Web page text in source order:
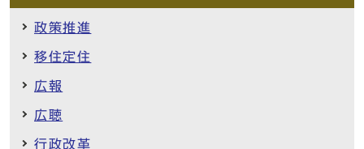
政策推進
移住定住
広報
広聴
行政改革